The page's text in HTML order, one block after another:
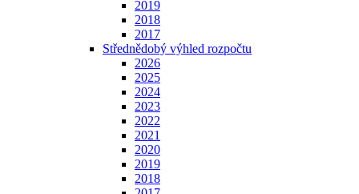
2019
2018
2017
Střednědobý výhled rozpočtu
2026
2025
2024
2023
2022
2021
2020
2019
2018